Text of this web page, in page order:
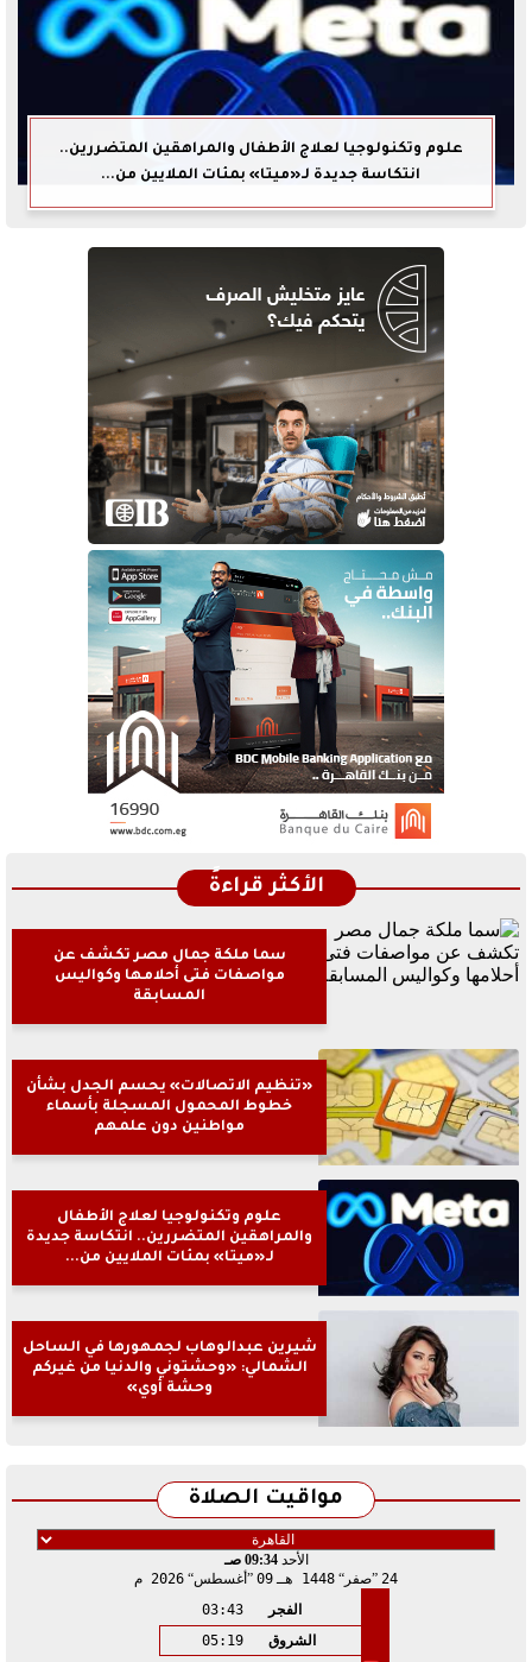
علوم وتكنولوجيا لعلاج الأطفال والمراهقين المتضررين..
انتكاسة جديدة لـ«ميتا» بمئات الملايين من...
الأكثر قراءةً
سما ملكة جمال مصر تكشف عن
مواصفات فتى أحلامها وكواليس
المسابقة
«تنظيم الاتصالات» يحسم الجدل بشأن
خطوط المحمول المسجلة بأسماء
مواطنين دون علمهم
علوم وتكنولوجيا لعلاج الأطفال
والمراهقين المتضررين.. انتكاسة جديدة
لـ«ميتا» بمئات الملايين من...
شيرين عبدالوهاب لجمهورها في الساحل
الشمالي: «وحشتوني والدنيا من غيركم
وحشة أوي»
مواقيت الصلاة
الأحد09:34 صـ
24 صفر 1448 هـ 09 أغسطس 2026 م
الفجر
03:43
الشروق
05:19